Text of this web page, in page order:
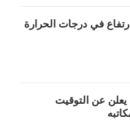
في درجات الحرارة
يعلن عن التوقيت